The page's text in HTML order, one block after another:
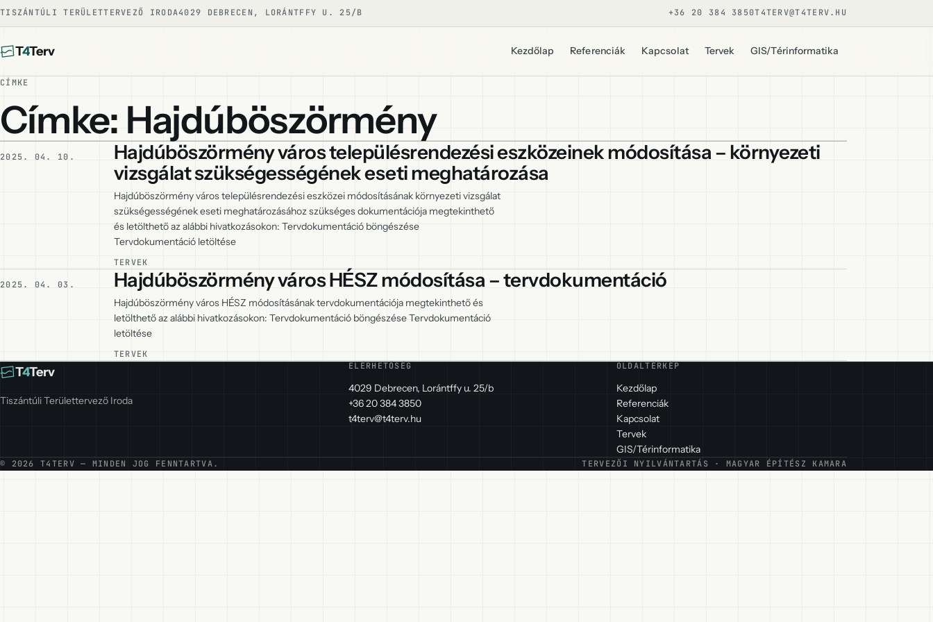
TISZÁNTÚLI TERÜLETTERVEZŐ IRODA4029 DEBRECEN, LORÁNTFFY U. 25/B +36 20 384 3850T4TERV@T4TERV.HU
T4Terv Kezdőlap Referenciák Kapcsolat Tervek GIS/Térinformatika
CÍMKE
Címke: Hajdúböszörmény
2025. 04. 10.
Hajdúböszörmény város településrendezési eszközeinek módosítása – környezeti
vizsgálat szükségességének eseti meghatározása
Hajdúböszörmény város településrendezési eszközei módosításának környezeti vizsgálat
szükségességének eseti meghatározásához szükséges dokumentációja megtekinthető
és letölthető az alábbi hivatkozásokon: Tervdokumentáció böngészése
Tervdokumentáció letöltése
TERVEK
2025. 04. 03. Hajdúböszörmény város HÉSZ módosítása – tervdokumentáció
Hajdúböszörmény város HÉSZ módosításának tervdokumentációja megtekinthető és
letölthető az alábbi hivatkozásokon: Tervdokumentáció böngészése Tervdokumentáció
letöltése
TERVEK
T4Terv
Tiszántúli Területtervező Iroda
ELÉRHETŐSÉG
4029 Debrecen, Lorántffy u. 25/b
+36 20 384 3850
t4terv@t4terv.hu
OLDALTÉRKÉP
Kezdőlap
Referenciák
Kapcsolat
Tervek
GIS/Térinformatika
© 2026 T4TERV — MINDEN JOG FENNTARTVA. TERVEZŐI NYILVÁNTARTÁS · MAGYAR ÉPÍTÉSZ KAMARA